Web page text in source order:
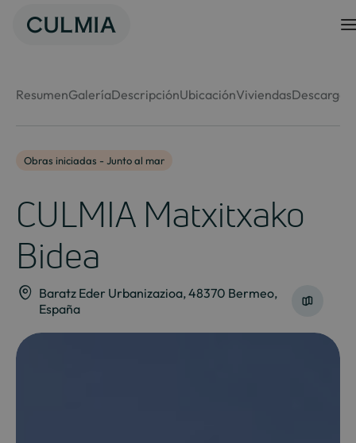
ResumenGaleríaDescripciónUbicaciónViviendasDescargas
Obras iniciadas - Junto al mar
CULMIA Matxitxako
Bidea
Baratz Eder Urbanizazioa, 48370 Bermeo,
España